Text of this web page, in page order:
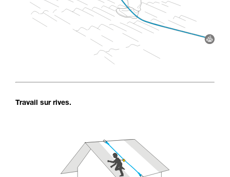
Travail sur rives.